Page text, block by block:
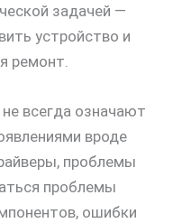
задачей —
устройство и
ремонт.
всегда означают
вроде
проблемы
проблемы
ошибки